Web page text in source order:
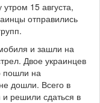
15 августа,
отправились
и зашли на
Двое украинцев
пошли на
дошли. Всего в
решили сдаться в